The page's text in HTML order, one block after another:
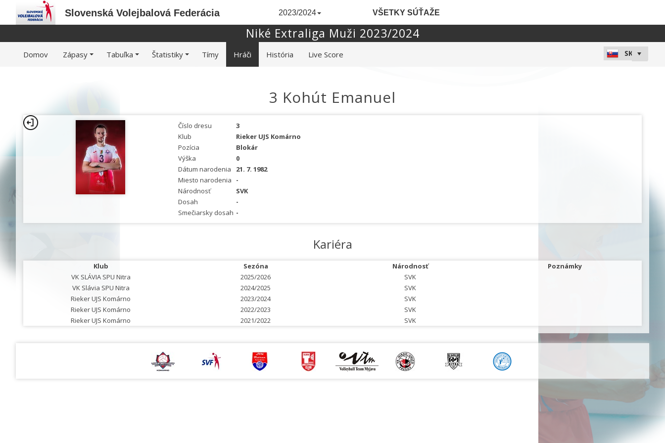
Slovenská Volejbalová Federácia 2023/2024 VŠETKY SÚŤAŽE
Niké Extraliga Muži 2023/2024
Domov Zápasy Tabuľka Štatistiky Tímy Hráči História Live Score
3 Kohút Emanuel
Číslo dresu
3
Klub
Rieker UJS Komárno
Pozícia
Blokár
Výška
0
Dátum narodenia
21. 7. 1982
Miesto narodenia
-
Národnosť
SVK
Dosah
-
Smečiarsky dosah -
Kariéra
Klub Sezóna Národnosť
Poznámky
VK SLÁVIA SPU Nitra
2025/2026
SVK
VK Slávia SPU Nitra
2024/2025
SVK
Rieker UJS Komárno
2023/2024
SVK
Rieker UJS Komárno
2022/2023
SVK
Rieker UJS Komárno
2021/2022 SVK